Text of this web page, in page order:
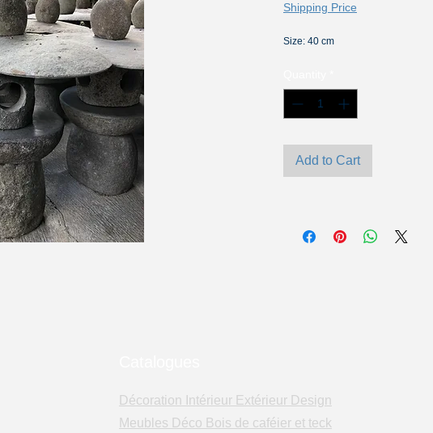
Shipping Price
Size: 40 cm
Add to Cart
Décoration Intérieur Extérieur Design
Meubles Déco Bois de caféier et teck